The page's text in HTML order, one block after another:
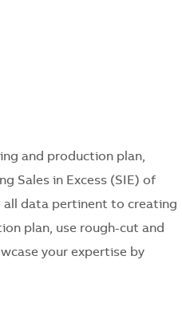
and production plan,
Sales in Excess (SIE) of
all data pertinent to creating
plan, use rough-cut and
your expertise by